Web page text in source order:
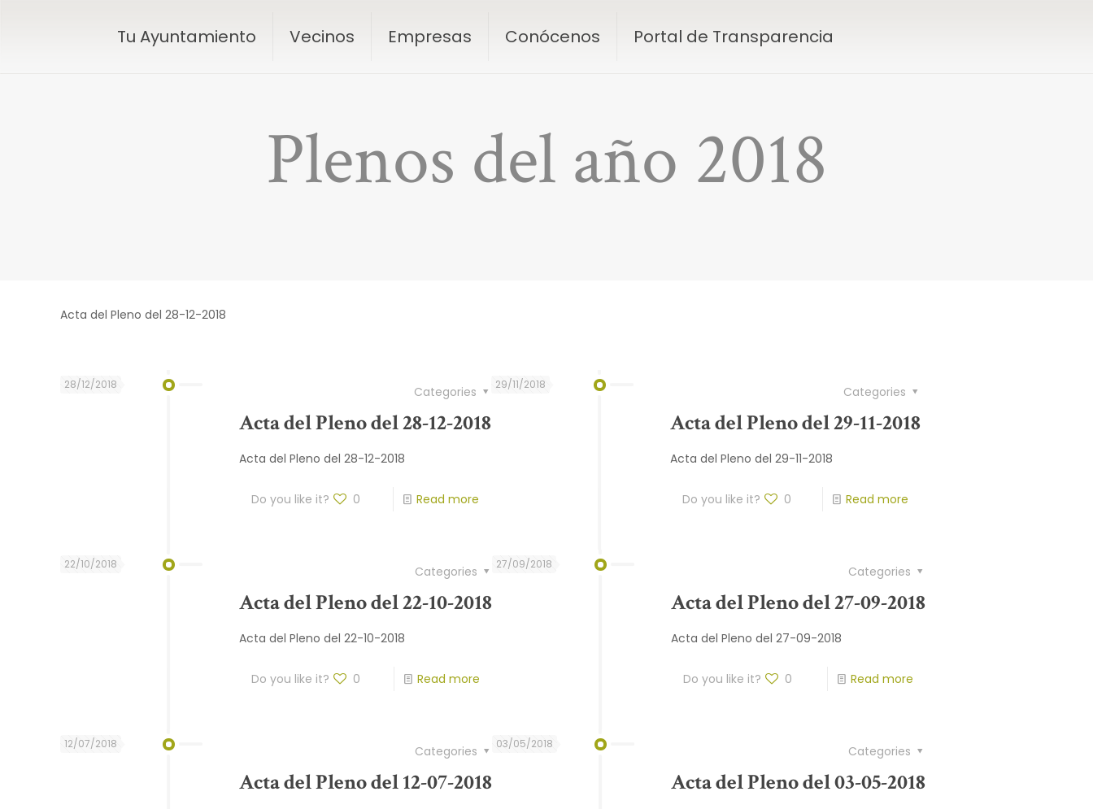
Tu Ayuntamiento Vecinos Empresas Conócenos Portal de Transparencia
Plenos del año 2018
Acta del Pleno del 28-12-2018
28/12/2018 Categories
Acta del Pleno del 28-12-2018
Acta del Pleno del 28-12-2018
Do you like it? 0 Read more
29/11/2018 Categories
Acta del Pleno del 29-11-2018
Acta del Pleno del 29-11-2018
Do you like it? 0 Read more
22/10/2018 Categories
Acta del Pleno del 22-10-2018
Acta del Pleno del 22-10-2018
Do you like it? 0 Read more
27/09/2018 Categories
Acta del Pleno del 27-09-2018
Acta del Pleno del 27-09-2018
Do you like it? 0 Read more
12/07/2018 Categories
Acta del Pleno del 12-07-2018
03/05/2018 Categories
Acta del Pleno del 03-05-2018